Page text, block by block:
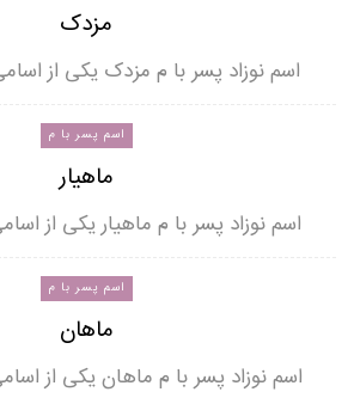
مزدک
اسم نوزاد پسر با م مزدک یکی از
اسم پسر با م
ماهیار
اسم نوزاد پسر با م ماهیار یکی از
اسم پسر با م
ماهان
اسم نوزاد پسر با م ماهان یکی از